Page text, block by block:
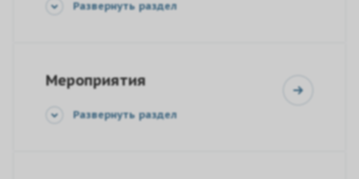
Развернуть раздел
Мероприятия
Развернуть раздел